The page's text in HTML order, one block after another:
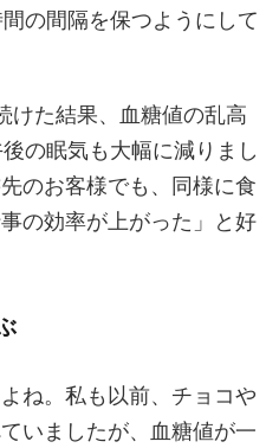
の間隔を保つようにして
けた結果、血糖値の乱高
の眠気も大幅に減りまし
のお客様でも、同様に食
の効率が上がった」と好
ね。私も以前、チョコや
いましたが、血糖値が一